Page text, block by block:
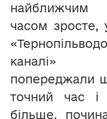
найближчим
часом зросте,
«Тернопільводо
каналі»
попереджали
точний час
більше,